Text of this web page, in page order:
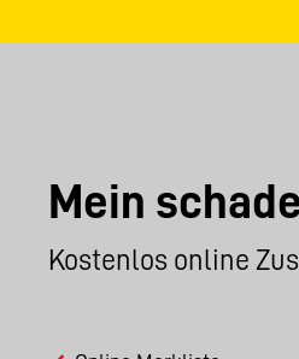
Mein
Kostenlos online